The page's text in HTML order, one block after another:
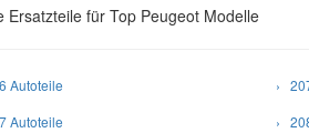
Ersatzteile für Top Peugeot Modelle
Autoteile
Autoteile
›
›